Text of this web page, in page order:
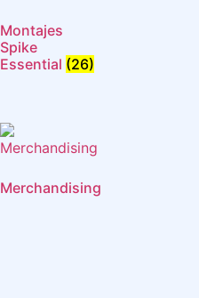
Montajes
Spike
Essential (26)
Merchandising